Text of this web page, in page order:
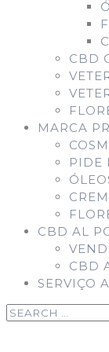
CBD
MARCA
PIDE
CBD AL
CBD
SERVIÇO